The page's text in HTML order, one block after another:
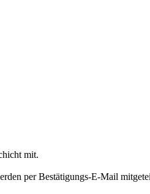
mit.
per Bestätigungs-E-Mail